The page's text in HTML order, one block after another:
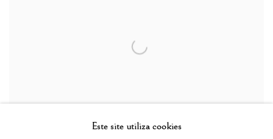
Este site utiliza cookies